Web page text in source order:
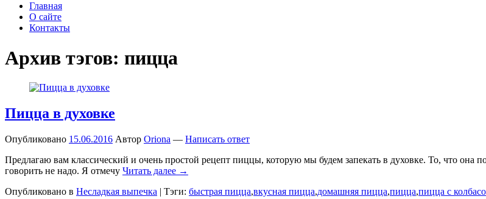
Главная
О сайте
Контакты
Архив тэгов: пицца
Пицца в духовке
Опубликовано 15.06.2016 Автор Oriona — Написать ответ
Предлагаю вам классический и очень простой рецепт пиццы, которую мы будем запекать в духовке. То, что она
говорить не надо. Я отмечу Читать далее →
Опубликовано в Несладкая выпечка | Тэги: быстрая пицца,вкусная пицца,домашняя пицца,пицца,пицца с